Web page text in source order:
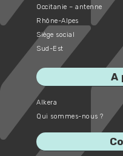
Occitanie – antenne
Rhône-Alpes
Siège social
Sud-Est
A
Alkera
Qui sommes-nous ?